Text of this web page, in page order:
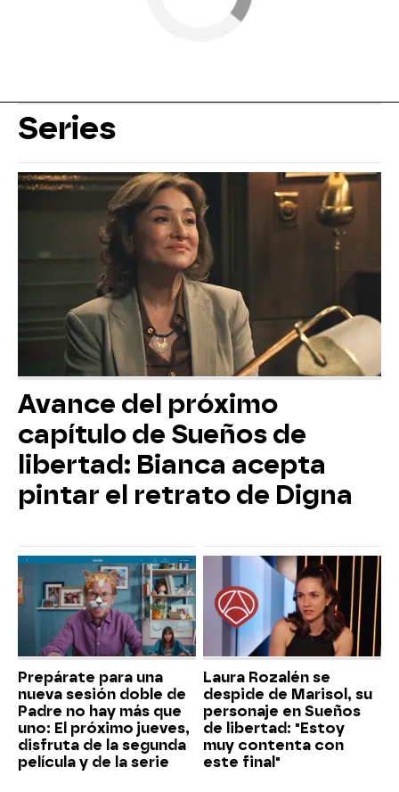
Series
Avance del próximo
capítulo de Sueños de
libertad: Bianca acepta
pintar el retrato de Digna
Prepárate para una
nueva sesión doble de
Padre no hay más que
uno: El próximo jueves,
disfruta de la segunda
película y de la serie
Laura Rozalén se
despide de Marisol, su
personaje en Sueños
de libertad: "Estoy
muy contenta con
este final"